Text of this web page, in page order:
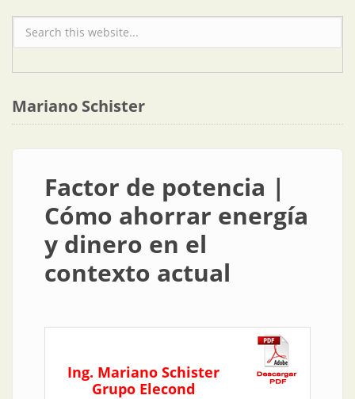
Formulario de búsqueda
Mariano Schister
Factor de potencia |
Cómo ahorrar energía
y dinero en el
contexto actual
Ing. Mariano Schister
Grupo Elecond